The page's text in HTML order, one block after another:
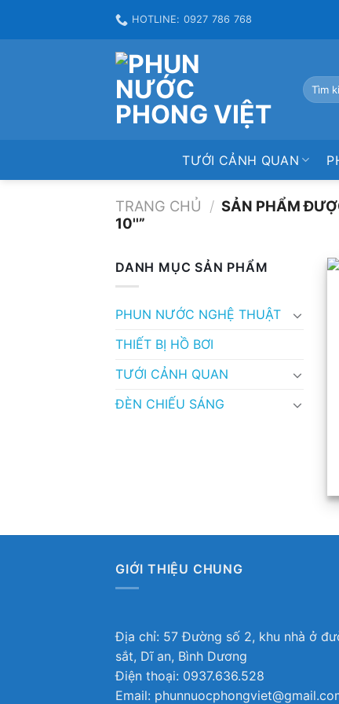
HOTLINE: 0927 786 768
Tìm
kiếm:
TƯỚI CẢNH QUAN
TRANG CHỦ / SẢN PHẨM
10''”
DANH MỤC SẢN PHẨM
PHUN NƯỚC NGHỆ THUẬT
THIẾT BỊ HỒ BƠI
TƯỚI CẢNH QUAN
ĐÈN CHIẾU SÁNG
GIỚI THIỆU CHUNG
Địa chỉ: 57 Đường số 2, khu nhà ở
sắt, Dĩ an, Bình Dương
Điện thoại: 0937.636.528
Email: